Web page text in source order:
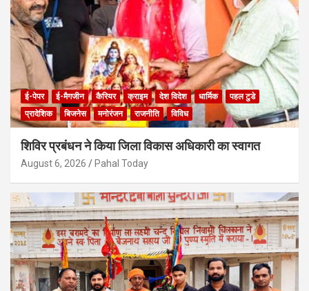
ई-पेपर ई-मैगजीन कैरियर क्राइम देश विदेश धार्मिक
पहल टुडे
प्रादेशिक
बिजनेस मनोरंजन राजनीति विविध
शिविर प्रबंधन ने किया जिला विकास अधिकारी का स्वागत
August 6, 2026 Pahal Today